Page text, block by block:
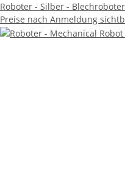
Roboter - Silber - Blechroboter
Preise nach Anmeldung